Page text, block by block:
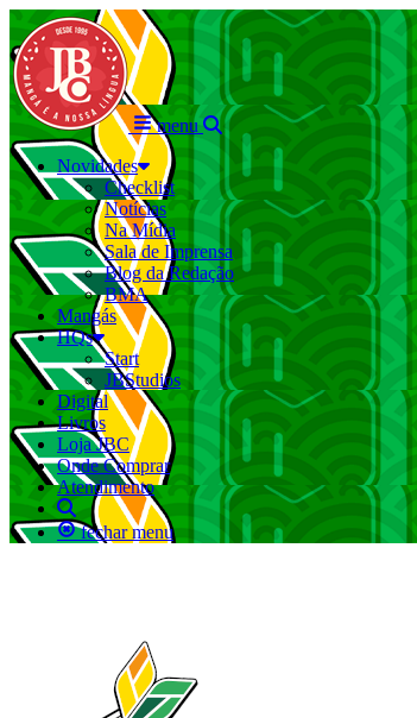
menu
Novidades
Checklist
Notícias
Na Mídia
Sala de Imprensa
Blog da Redação
BMA
Mangás
HQs
Start
JBStudios
Digital
Livros
Loja JBC
Onde Comprar
Atendimento
fechar menu